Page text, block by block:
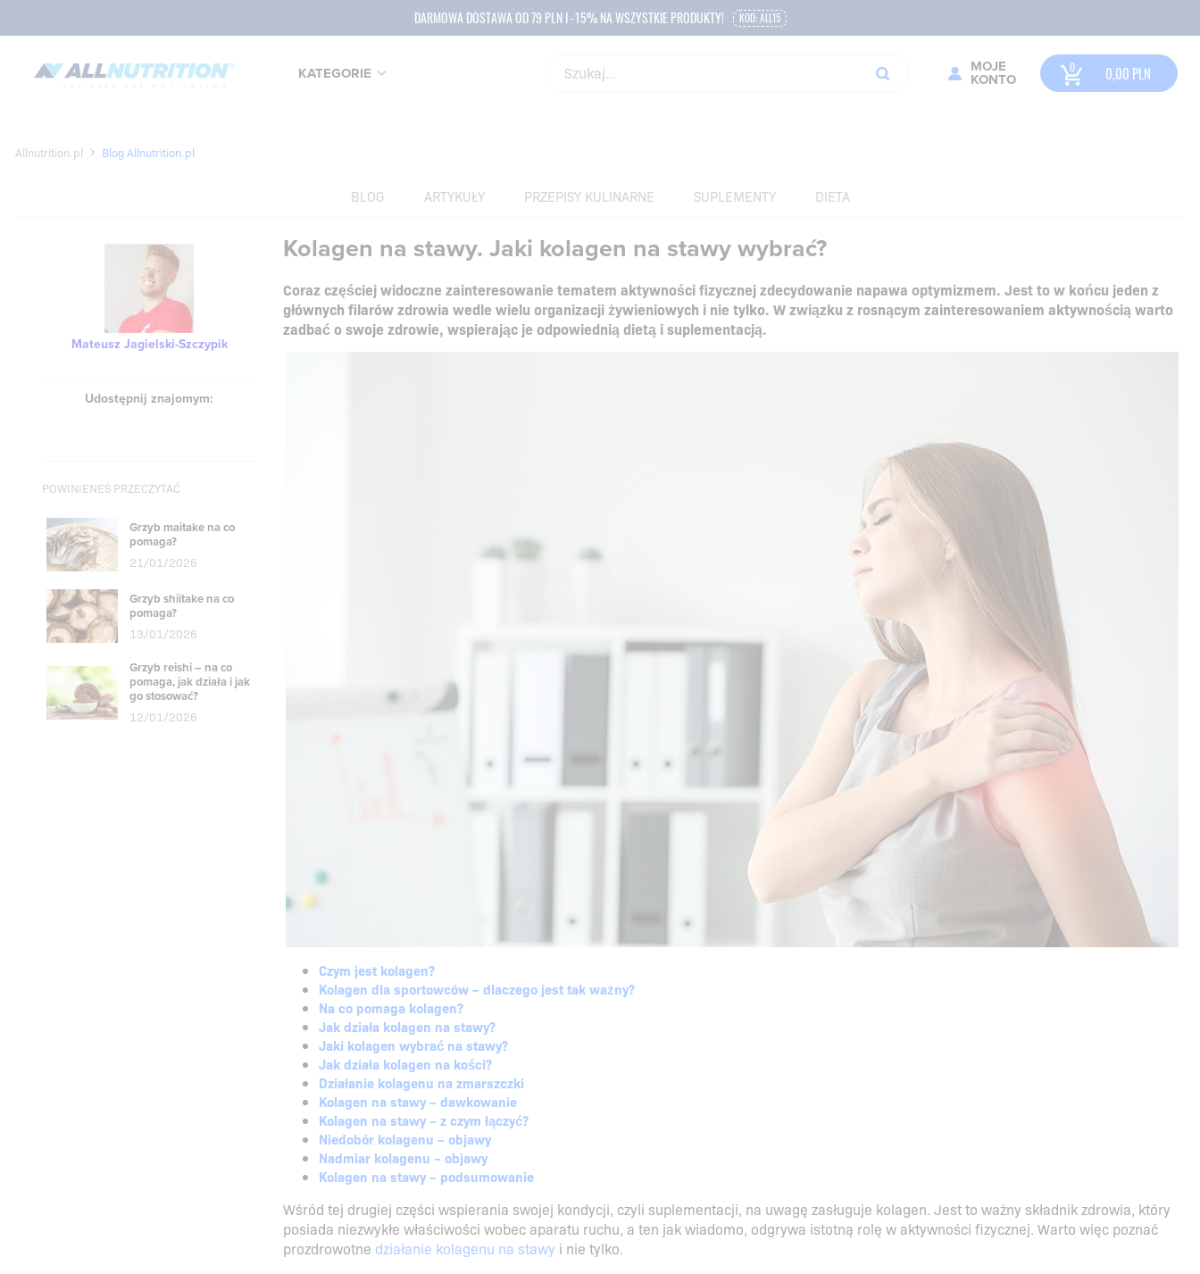
DARMOWA DOSTAWA OD 79 PLN I -15% NA WSZYSTKIE PRODUKTY! KOD: ALL15
KATEGORIE
MOJE
KONTO
0,00 PLN
Allnutrition.pl Blog Allnutrition.pl
BLOG ARTYKUŁY PRZEPISY KULINARNE SUPLEMENTY DIETA
Kolagen na stawy. Jaki kolagen na stawy wybrać?
Coraz częściej widoczne zainteresowanie tematem aktywności fizycznej zdecydowanie napawa optymizmem. Jest to w końcu jeden z
głównych filarów zdrowia wedle wielu organizacji żywieniowych i nie tylko. W związku z rosnącym zainteresowaniem aktywnością warto
zadbać o swoje zdrowie, wspierając je odpowiednią dietą i suplementacją.
Czym jest kolagen?
Kolagen dla sportowców – dlaczego jest tak ważny?
Na co pomaga kolagen?
Jak działa kolagen na stawy?
Jaki kolagen wybrać na stawy?
Jak działa kolagen na kości?
Działanie kolagenu na zmarszczki
Kolagen na stawy – dawkowanie
Kolagen na stawy – z czym łączyć?
Niedobór kolagenu – objawy
Nadmiar kolagenu – objawy
Kolagen na stawy – podsumowanie
Wśród tej drugiej części wspierania swojej kondycji, czyli suplementacji, na uwagę zasługuje kolagen. Jest to ważny składnik zdrowia, który
posiada niezwykłe właściwości wobec aparatu ruchu, a ten jak wiadomo, odgrywa istotną rolę w aktywności fizycznej. Warto więc poznać
prozdrowotne działanie kolagenu na stawy i nie tylko.
Mateusz Jagielski-Szczypik
Udostępnij znajomym:
POWINIENEŚ PRZECZYTAĆ
Grzyb maitake na co
pomaga?
21/01/2026
Grzyb shiitake na co
pomaga?
13/01/2026
Grzyb reishi – na co
pomaga, jak działa i jak
go stosować?
12/01/2026